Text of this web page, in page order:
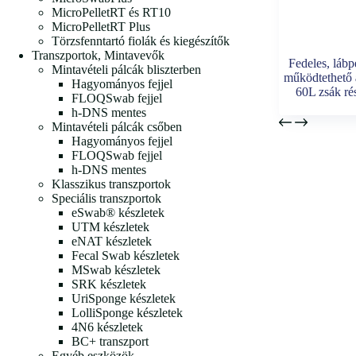
Fedeles,
működtethető
60L zsák
MicroPelletRT és RT10
MicroPelletRT Plus
Törzsfenntartó fiolák és kiegészítők
Transzportok, Mintavevők
Mintavételi pálcák bliszterben
Hagyományos fejjel
FLOQSwab fejjel
h-DNS mentes
Mintavételi pálcák csőben
Hagyományos fejjel
FLOQSwab fejjel
h-DNS mentes
Klasszikus transzportok
Speciális transzportok
eSwab® készletek
UTM készletek
eNAT készletek
Fecal Swab készletek
MSwab készletek
SRK készletek
UriSponge készletek
LolliSponge készletek
4N6 készletek
BC+ transzport